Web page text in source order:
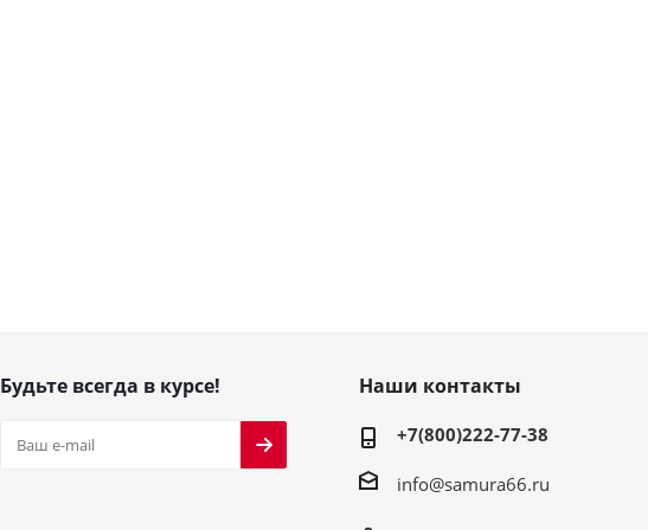
Будьте всегда в курсе! Наши контакты
+7(800)222-77-38
info@samura66.ru